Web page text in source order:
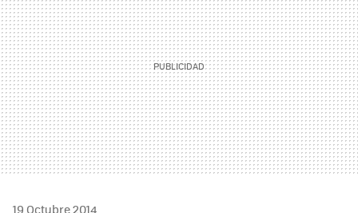
19 Octubre 2014